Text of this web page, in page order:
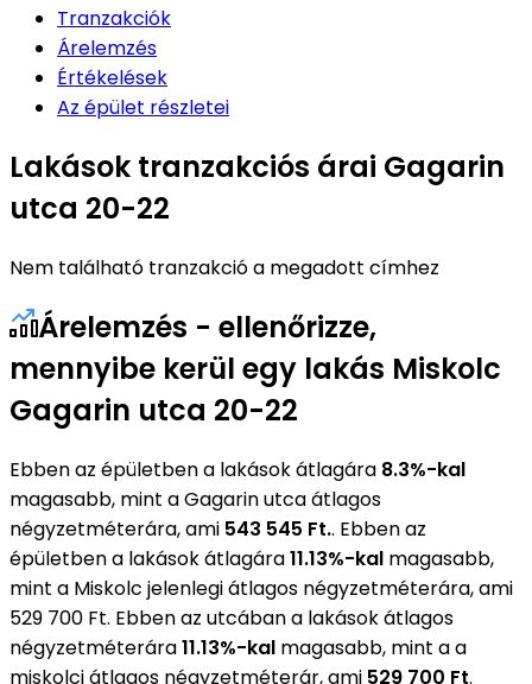
Tranzakciók
Árelemzés
Értékelések
Az épület részletei
Lakások tranzakciós árai Gagarin
utca 20-22
Nem található tranzakció a megadott címhez
Árelemzés - ellenőrizze,
mennyibe kerül egy lakás Miskolc
Gagarin utca 20-22
Ebben az épületben a lakások átlagára 8.3%-kal
magasabb, mint a Gagarin utca átlagos
négyzetméterára, ami 543 545 Ft.. Ebben az
épületben a lakások átlagára11.13%-kal magasabb,
mint a Miskolc jelenlegi átlagos négyzetméterára, ami
529 700 Ft. Ebben az utcában a lakások átlagos
négyzetméterára11.13%-kal magasabb, mint a a
miskolci átlagos négyzetméterár, ami 529 700 Ft.